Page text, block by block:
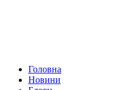
Головна
Новини